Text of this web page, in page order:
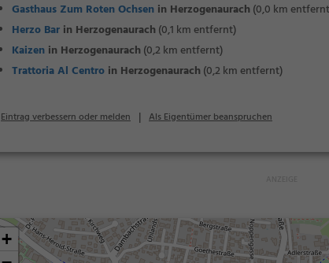
Gasthaus Zum Roten Ochsen in Herzogenaurach (0,0 km
Herzo Bar in Herzogenaurach (0,1 km entfernt)
Kaizen in Herzogenaurach (0,2 km entfernt)
Trattoria Al Centro in Herzogenaurach (0,2 km entfernt)
Eintrag verbessern oder melden | Als Eigentümer beanspruchen
+